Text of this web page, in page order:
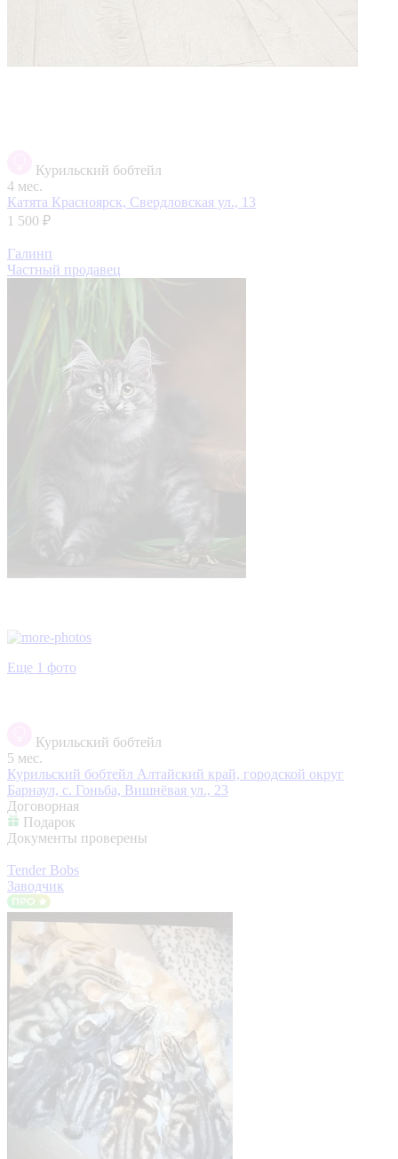
Курильский бобтейл
4 мес.
Катята Красноярск, Свердловская ул., 13
1 500 ₽
Галинп
Частный продавец
Еще 1 фото
Курильский бобтейл
5 мес.
Курильский бобтейл Алтайский край, городской округ
Барнаул, с. Гоньба, Вишнёвая ул., 23
Договорная
Подарок
Документы проверены
Tender Bobs
Заводчик